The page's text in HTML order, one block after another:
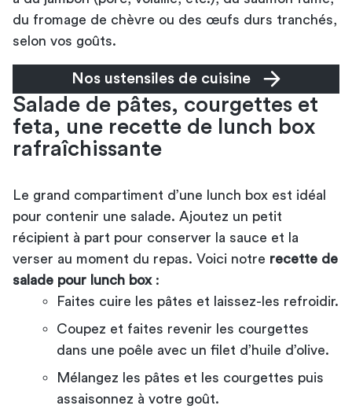
du fromage de chèvre ou des œufs durs tranchés,
selon vos goûts.
Nos ustensiles de cuisine
Salade de pâtes, courgettes et
feta, une recette de lunch box
rafraîchissante
Le grand compartiment d’une lunch box est idéal
pour contenir une salade. Ajoutez un petit
récipient à part pour conserver la sauce et la
verser au moment du repas. Voici notre recette de
salade pour lunch box:
Faites cuire les pâtes et laissez-les refroidir.
Coupez et faites revenir les courgettes
dans une poêle avec un filet d’huile d’olive.
Mélangez les pâtes et les courgettes puis
assaisonnez à votre goût.